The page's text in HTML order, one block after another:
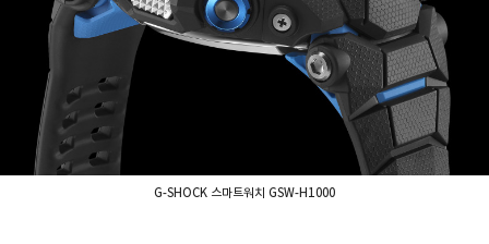
G-SHOCK 스마트워치 GSW-H1000